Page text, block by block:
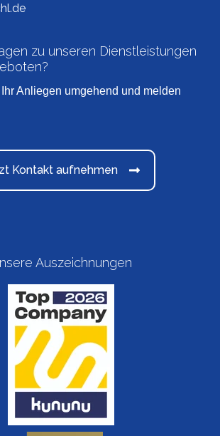
zu unseren Dienstleistungen
Anliegen umgehend und melden
Kontakt aufnehmen
Auszeichnungen